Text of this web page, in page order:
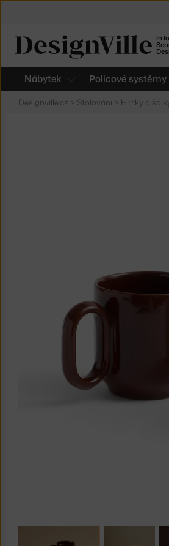
In
Nábytek Policové systémy
Designville.cz > Stolování > Hrnky a